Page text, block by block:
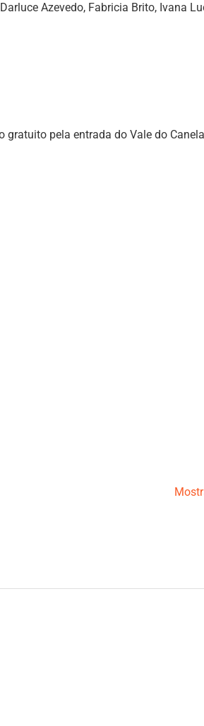
Azevedo, Fabricia Brito, Ivana
gratuito pela entrada do Vale do